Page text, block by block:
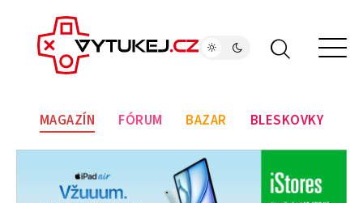
MAGAZÍN FÓRUM BAZAR BLESKOVKY